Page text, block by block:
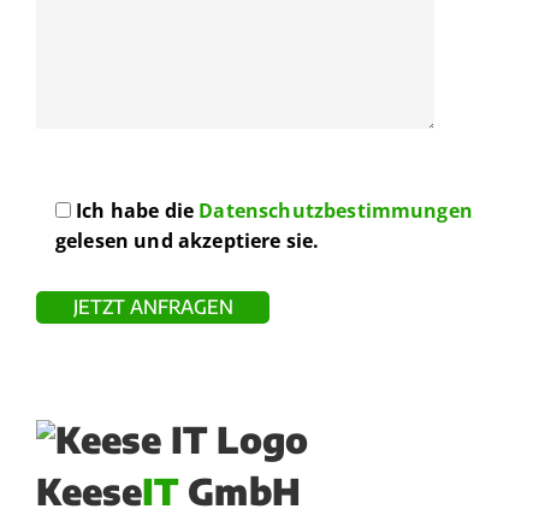
Ich habe die Datenschutzbestimmungen
gelesen und akzeptiere sie.
KeeseITGmbH